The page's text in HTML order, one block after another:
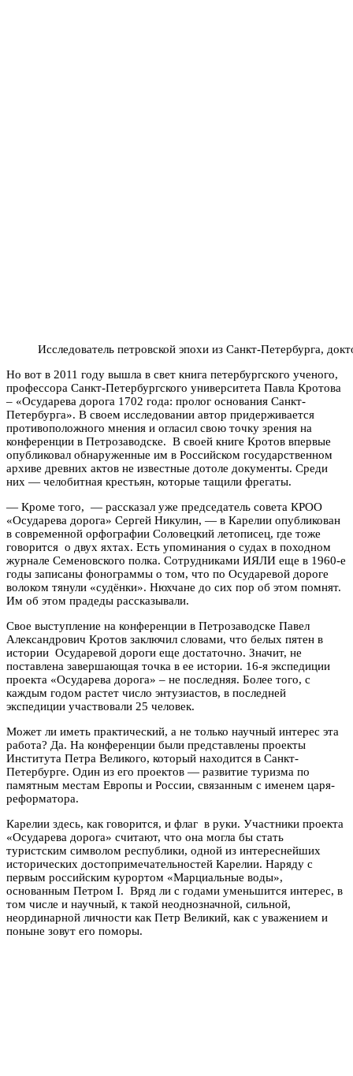
Исследователь петровской эпохи из Санкт-Петербурга,
Но вот в 2011 году вышла в свет книга петербургского ученого,
профессора Санкт-Петербургского университета Павла Кротова
– «Осударева дорога 1702 года: пролог основания Санкт-
Петербурга». В своем исследовании автор придерживается
противоположного мнения и огласил свою точку зрения на
конференции в Петрозаводске. В своей книге Кротов впервые
опубликовал обнаруженные им в Российском государственном
архиве древних актов не известные дотоле документы. Среди
них — челобитная крестьян, которые тащили фрегаты.
— Кроме того, — рассказал уже председатель совета КРОО
«Осударева дорога» Сергей Никулин, — в Карелии опубликован
в современной орфографии Соловецкий летописец, где тоже
говорится о двух яхтах. Есть упоминания о судах в походном
журнале Семеновского полка. Сотрудниками ИЯЛИ еще в 1960-е
годы записаны фонограммы о том, что по Осударевой дороге
волоком тянули «судёнки». Нюхчане до сих пор об этом помнят.
Им об этом прадеды рассказывали.
Свое выступление на конференции в Петрозаводске Павел
Александрович Кротов заключил словами, что белых пятен в
истории Осударевой дороги еще достаточно. Значит, не
поставлена завершающая точка в ее истории. 16-я экспедиции
проекта «Осударева дорога» – не последняя. Более того, с
каждым годом растет число энтузиастов, в последней
экспедиции участвовали 25 человек.
Может ли иметь практический, а не только научный интерес эта
работа? Да. На конференции были представлены проекты
Института Петра Великого, который находится в Санкт-
Петербурге. Один из его проектов — развитие туризма по
памятным местам Европы и России, связанным с именем царя-
реформатора.
Карелии здесь, как говорится, и флаг в руки. Участники проекта
«Осударева дорога» считают, что она могла бы стать
туристским символом республики, одной из интереснейших
исторических достопримечательностей Карелии. Наряду с
первым российским курортом «Марциальные воды»,
основанным Петром I. Вряд ли с годами уменьшится интерес, в
том числе и научный, к такой неоднозначной, сильной,
неординарной личности как Петр Великий, как с уважением и
поныне зовут его поморы.